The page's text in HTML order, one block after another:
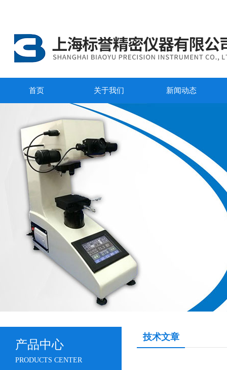
首页 关于我们 新闻动态
产品中心
PRODUCTS CENTER
技术文章